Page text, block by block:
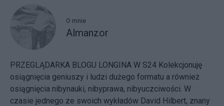
O mnie
Almanzor
PRZEGLĄDARKA BLOGU LONGINA W S24 Kolekcjonuję
osiągnięcia geniuszy i ludzi dużego formatu a również
osiągnięcia nibynauki, nibyprawa, nibyuczciwości. W
czasie jednego ze swoich wykładów David Hilbert, znany